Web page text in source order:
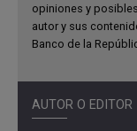
opiniones y
autor y sus
Banco de la
AUTOR O EDITOR